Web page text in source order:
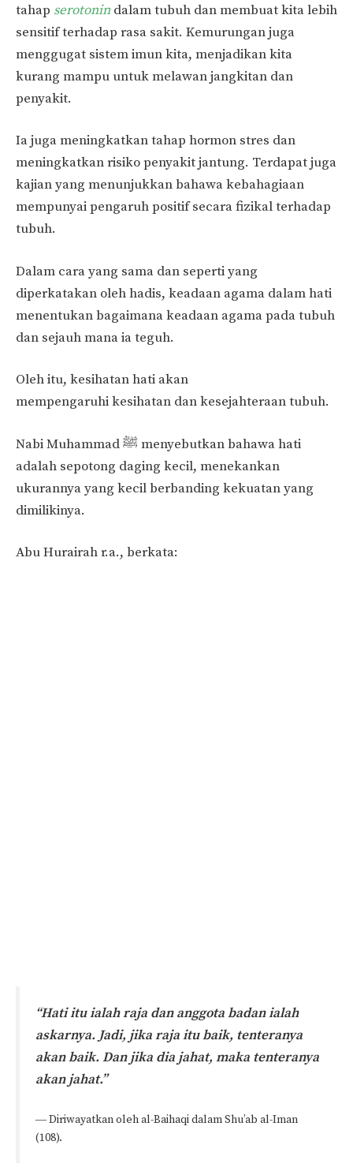
tahap serotonin dalam tubuh dan membuat kita lebih
sensitif terhadap rasa sakit. Kemurungan juga
menggugat sistem imun kita, menjadikan kita
kurang mampu untuk melawan jangkitan dan
penyakit.
Ia juga meningkatkan tahap hormon stres dan
meningkatkan risiko penyakit jantung. Terdapat juga
kajian yang menunjukkan bahawa kebahagiaan
mempunyai pengaruh positif secara fizikal terhadap
tubuh.
Dalam cara yang sama dan seperti yang
diperkatakan oleh hadis, keadaan agama dalam hati
menentukan bagaimana keadaan agama pada tubuh
dan sejauh mana ia teguh.
Oleh itu, kesihatan hati akan
mempengaruhi kesihatan dan kesejahteraan tubuh.
Nabi Muhammad ﷺ menyebutkan bahawa hati
adalah sepotong daging kecil, menekankan
ukurannya yang kecil berbanding kekuatan yang
dimilikinya.
Abu Hurairah r.a., berkata:
“Hati itu ialah raja dan anggota badan ialah
askarnya. Jadi, jika raja itu baik, tenteranya
akan baik. Dan jika dia jahat, maka tenteranya
akan jahat.”
― Diriwayatkan oleh al-Baihaqi dalam Shu’ab al-Iman
(108).